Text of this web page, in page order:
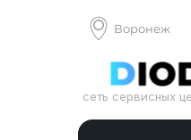
Воронеж
сеть сервисных